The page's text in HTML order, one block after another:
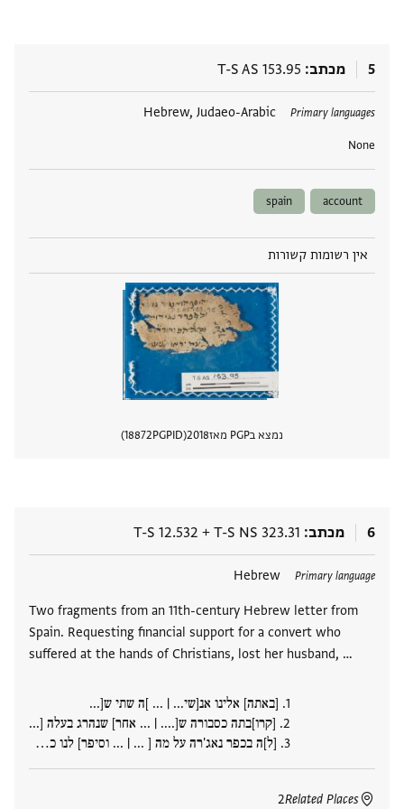
5 מכתב T-S AS 153.95
Primary languages
Hebrew, Judaeo-Arabic
None
תגים
account
spain
אין רשומות קשורות
נמצא בPGP מאז 2018
PGPID
18872
6 מכתב T-S NS 323.31
+
T-S 12.532
Primary language
Hebrew
Two fragments from an 11th-century Hebrew letter from
Spain. Requesting financial support for a convert who
suffered at the hands of Christians, lost her husband, …
1. [באתה] אלינו אנ[שי... | ... ]ה שתי ש[...
2. [קרו]בתה כסבורה ש[.... | ... אחר] שנהרג בעלה [...
3. [ל]ה בכפר נאג'רה על מה [ ... | ... וסיפר] לנו כ‮…
Related Places
2
תגים